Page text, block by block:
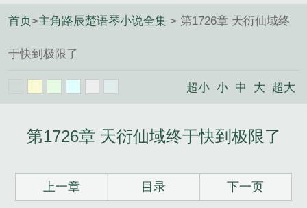
首页>主角路辰楚语琴小说全集 > 第1726章 天衍仙域终
于快到极限了
超小 小 中 大 超大
第1726章 天衍仙域终于快到极限了
上一章 目录 下一页